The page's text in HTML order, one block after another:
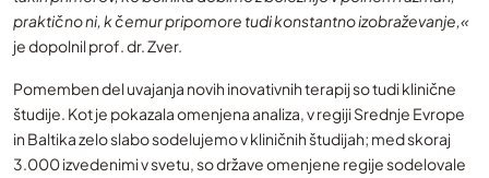
praktično ni, k čemur pripomore tudi konstantno izobraževanje,«
je dopolnil prof. dr. Zver.
Pomemben del uvajanja novih inovativnih terapij so tudi klinične
študije. Kot je pokazala omenjena analiza, v regiji Srednje Evrope
in Baltika zelo slabo sodelujemo v kliničnih študijah; med skoraj
3.000 izvedenimi v svetu, so države omenjene regije sodelovale